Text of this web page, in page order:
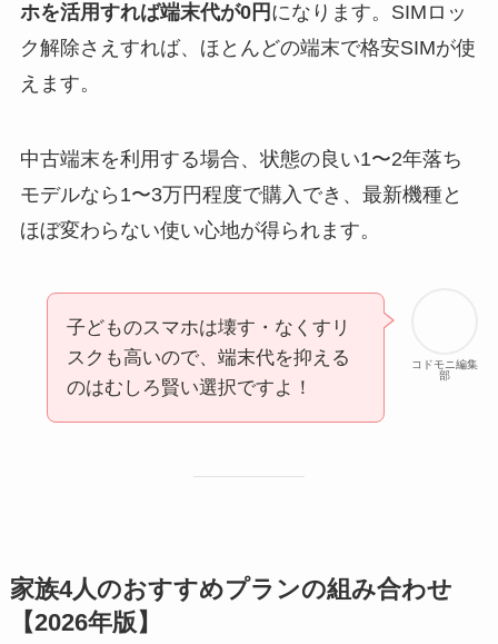
ホを活用すれば端末代が0円 になります。SIMロッ
ク解除さえすれば、ほとんどの端末で格安SIMが使
えます。
中古端末を利用する場合、状態の良い1〜2年落ち
モデルなら1〜3万円程度で購入でき、最新機種と
ほぼ変わらない使い心地が得られます。
コドモニ編集
部
子どものスマホは壊す・なくすリ
スクも高いので、端末代を抑える
のはむしろ賢い選択ですよ！
家族4人のおすすめプランの組み合わせ
【2026年版】